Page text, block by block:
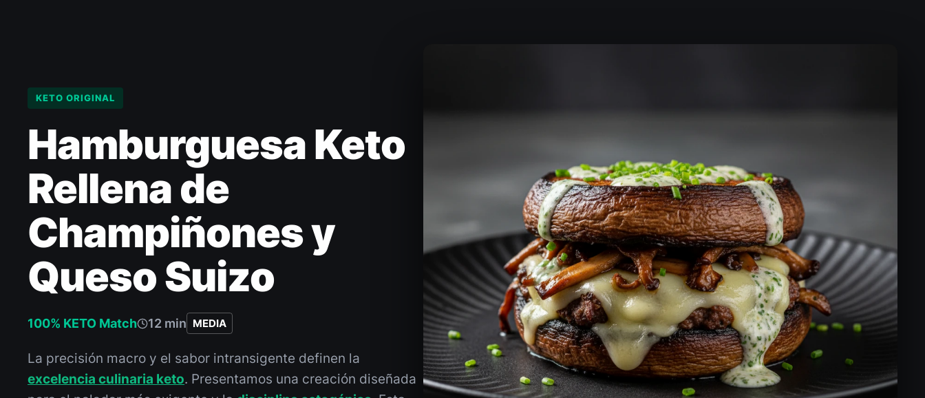
KETO ORIGINAL
Hamburguesa Keto
Rellena de
Champiñones y
Queso Suizo
100% KETO Match 12 min MEDIA
La precisión macro y el sabor intransigente definen la
excelencia culinaria keto. Presentamos una creación diseñada